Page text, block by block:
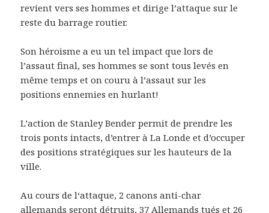
revient vers ses hommes et dirige l’attaque sur le
reste du barrage routier.
Son héroisme a eu un tel impact que lors de
l’assaut final, ses hommes se sont tous levés en
même temps et on couru à l’assaut sur les
positions ennemies en hurlant!
L’action de Stanley Bender permit de prendre les
trois ponts intacts, d’entrer à La Londe et d’occuper
des positions stratégiques sur les hauteurs de la
ville.
Au cours de l‘attaque, 2 canons anti-char
allemands seront détruits, 37 Allemands tués et 26